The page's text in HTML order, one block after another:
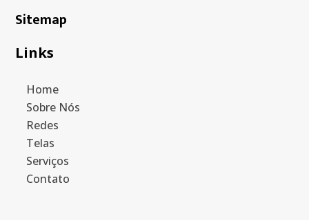
Sitemap
Links
Home
Sobre Nós
Redes
Telas
Serviços
Contato